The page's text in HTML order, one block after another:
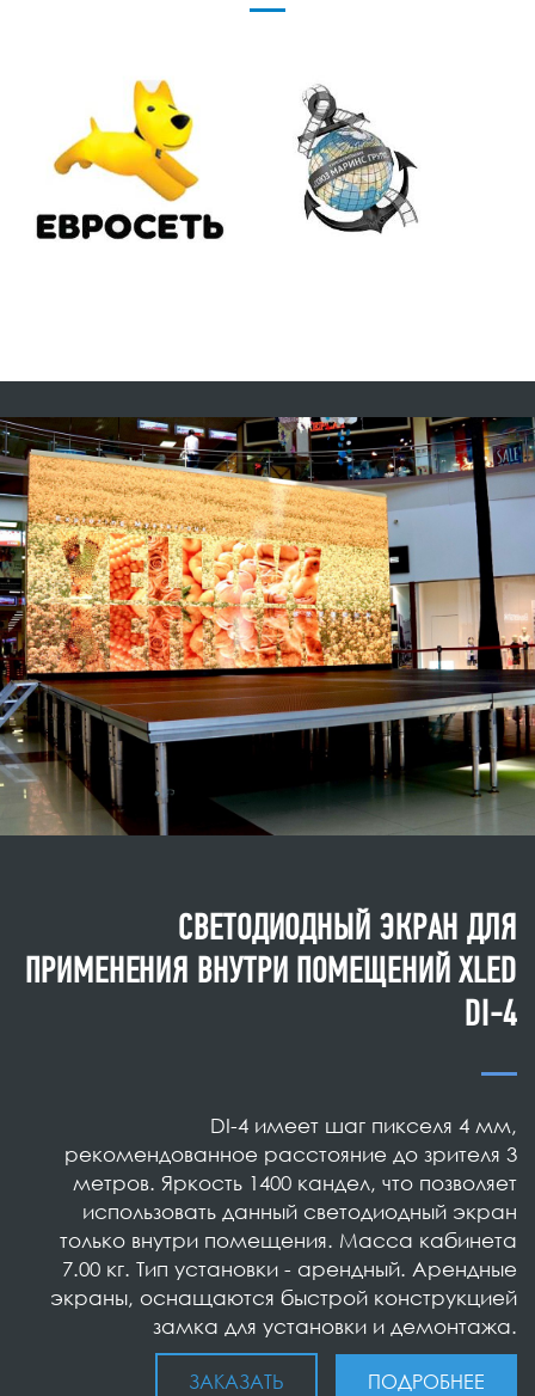
СВЕТОДИОДНЫЙ ЭКРАН ДЛЯ
ПРИМЕНЕНИЯ ВНУТРИ ПОМЕЩЕНИЙ XLED
DI-4
DI-4 имеет шаг пикселя 4 мм,
рекомендованное расстояние до зрителя 3
метров. Яркость 1400 кандел, что позволяет
использовать данный светодиодный экран
только внутри помещения. Масса кабинета
7.00 кг. Тип установки - арендный. Арендные
экраны, оснащаются быстрой конструкцией
замка для установки и демонтажа.
ЗАКАЗАТЬ ПОДРОБНЕЕ